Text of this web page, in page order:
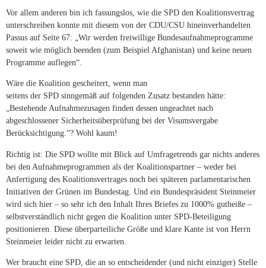
Vor allem anderen bin ich fassungslos, wie die SPD den Koalitionsvertrag
unterschreiben konnte mit diesem von der CDU/CSU hineinverhandelten
Passus auf Seite 67: „Wir werden freiwillige Bundesaufnahmeprogramme
soweit wie möglich beenden (zum Beispiel Afghanistan) und keine neuen
Programme auflegen“.
Wäre die Koalition gescheitert, wenn man
seitens der SPD sinngemäß auf folgenden Zusatz bestanden hätte:
„Bestehende Aufnahmezusagen finden dessen ungeachtet nach
abgeschlossener Sicherheitsüberprüfung bei der Visumsvergabe
Berücksichtigung.“? Wohl kaum!
Richtig ist: Die SPD wollte mit Blick auf Umfragetrends gar nichts anderes
bei den Aufnahmeprogrammen als der Koalitionspartner – weder bei
Anfertigung des Koalitionsvertrages noch bei späteren parlamentarischen
Initiativen der Grünen im Bundestag. Und ein Bundespräsident Steinmeier
wird sich hier – so sehr ich den Inhalt Ihres Briefes zu 1000% gutheiße –
selbstverständlich nicht gegen die Koalition unter SPD-Beteiligung
positionieren. Diese überparteiliche Größe und klare Kante ist von Herrn
Steinmeier leider nicht zu erwarten.
Wer braucht eine SPD, die an so entscheidender (und nicht einziger) Stelle